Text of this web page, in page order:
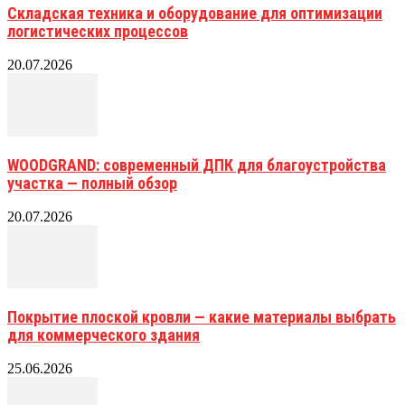
Складская техника и оборудование для оптимизации
логистических процессов
20.07.2026
WOODGRAND: современный ДПК для благоустройства
участка — полный обзор
20.07.2026
Покрытие плоской кровли — какие материалы выбрать
для коммерческого здания
25.06.2026